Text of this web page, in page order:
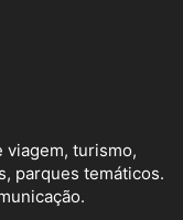
turismo,
parques temáticos.